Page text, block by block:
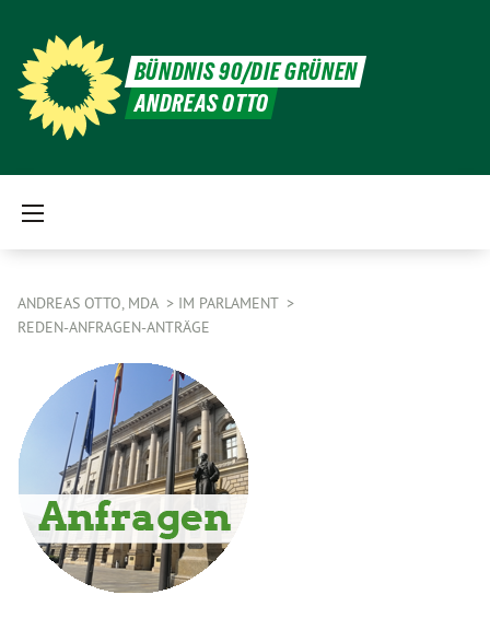
BÜNDNIS 90/DIE GRÜNEN
ANDREAS OTTO
ANDREAS OTTO, MDA
IM PARLAMENT
REDEN-ANFRAGEN-ANTRÄGE